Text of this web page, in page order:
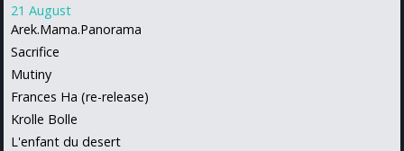
21 August
Arek.Mama.Panorama
Sacrifice
Mutiny
Frances Ha (re-release)
Krolle Bolle
L'enfant du desert